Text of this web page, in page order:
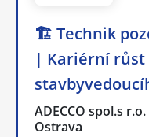
🏗️ Technik
| Kariérní růst
ADECCO spol.s r.o.
Ostrava